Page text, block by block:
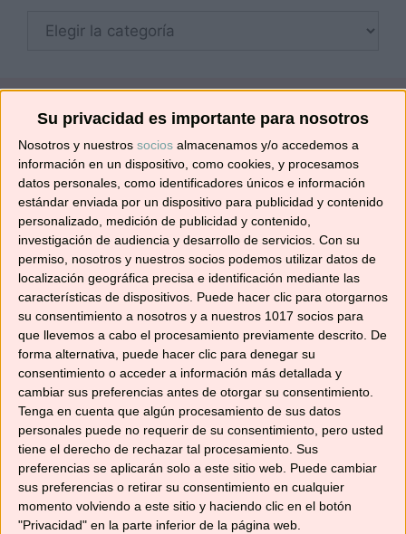
Su privacidad es importante para nosotros
Nosotros y nuestros socios almacenamos y/o accedemos a
información en un dispositivo, como cookies, y procesamos
datos personales, como identificadores únicos e información
estándar enviada por un dispositivo para publicidad y contenido
personalizado, medición de publicidad y contenido,
investigación de audiencia y desarrollo de servicios. Con su
permiso, nosotros y nuestros socios podemos utilizar datos de
localización geográfica precisa e identificación mediante las
características de dispositivos. Puede hacer clic para otorgarnos
su consentimiento a nosotros y a nuestros 1017 socios para
que llevemos a cabo el procesamiento previamente descrito. De
forma alternativa, puede hacer clic para denegar su
consentimiento o acceder a información más detallada y
cambiar sus preferencias antes de otorgar su consentimiento.
Tenga en cuenta que algún procesamiento de sus datos
personales puede no requerir de su consentimiento, pero usted
tiene el derecho de rechazar tal procesamiento. Sus
preferencias se aplicarán solo a este sitio web. Puede cambiar
sus preferencias o retirar su consentimiento en cualquier
momento volviendo a este sitio y haciendo clic en el botón
"Privacidad" en la parte inferior de la página web.
¡SUSCRÍBETE! 🍳🌟
Suscríbete ahora para recibir todas las recetas
en tu correo.
¡No te pierdas ninguna! 👩‍🍳👨‍🍳
Dirección
de
correo
electrónico
Suscribir
YouTube